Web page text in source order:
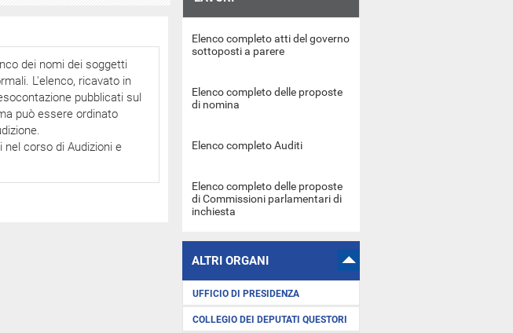
dei nomi dei soggetti
L'elenco, ricavato in
pubblicati sul
può essere ordinato
nel corso di Audizioni e
Elenco completo atti del governo
sottoposti a parere
Elenco completo delle proposte
di nomina
Elenco completo Auditi
Elenco completo delle proposte
di Commissioni parlamentari di
inchiesta
ALTRI ORGANI
UFFICIO DI PRESIDENZA
COLLEGIO DEI DEPUTATI QUESTORI